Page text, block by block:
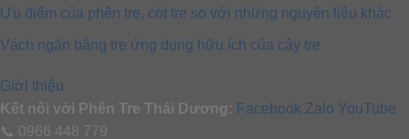
Ưu điểm của phên tre, cót tre so với những nguyên liệu khác
Vách ngăn bằng tre ứng dụng hữu ích của cây tre
Giới thiệu
Kết nối với Phên Tre Thái Dương: Facebook Zalo YouTube
📞 0966 448 779